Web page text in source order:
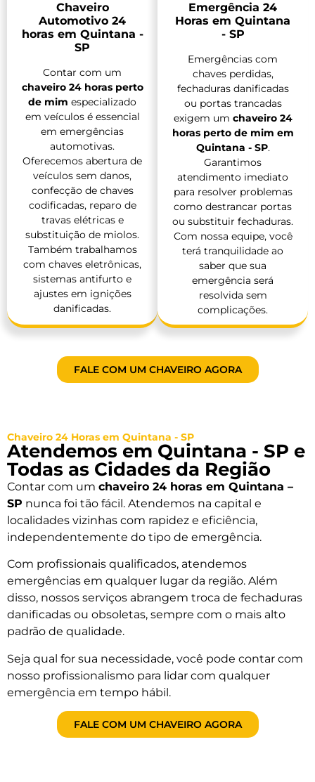
Chaveiro
Automotivo 24
horas em Quintana -
SP
Contar com um
chaveiro 24 horas perto
de mim especializado
em veículos é essencial
em emergências
automotivas.
Oferecemos abertura de
veículos sem danos,
confecção de chaves
codificadas, reparo de
travas elétricas e
substituição de miolos.
Também trabalhamos
com chaves eletrônicas,
sistemas antifurto e
ajustes em ignições
danificadas.
Emergência 24
Horas em Quintana
- SP
Emergências com
chaves perdidas,
fechaduras danificadas
ou portas trancadas
exigem um chaveiro 24
horas perto de mim em
Quintana - SP.
Garantimos
atendimento imediato
para resolver problemas
como destrancar portas
ou substituir fechaduras.
Com nossa equipe, você
terá tranquilidade ao
saber que sua
emergência será
resolvida sem
complicações.
FALE COM UM CHAVEIRO AGORA
Chaveiro 24 Horas em Quintana - SP
Atendemos em Quintana - SP e
Todas as Cidades da Região
Contar com um chaveiro 24 horas em Quintana –
SP nunca foi tão fácil. Atendemos na capital e
localidades vizinhas com rapidez e eficiência,
independentemente do tipo de emergência.
Com profissionais qualificados, atendemos
emergências em qualquer lugar da região. Além
disso, nossos serviços abrangem troca de fechaduras
danificadas ou obsoletas, sempre com o mais alto
padrão de qualidade.
Seja qual for sua necessidade, você pode contar com
nosso profissionalismo para lidar com qualquer
emergência em tempo hábil.
FALE COM UM CHAVEIRO AGORA